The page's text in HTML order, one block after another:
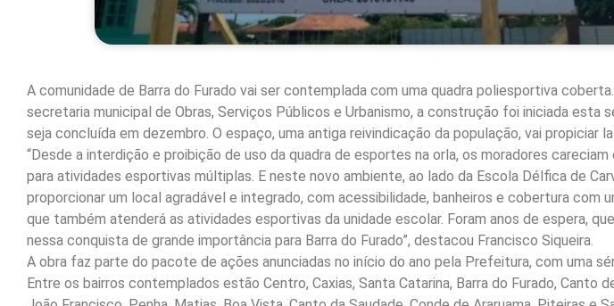
A comunidade de Barra do Furado vai ser contemplada com uma quadra poliesportiva
secretaria municipal de Obras, Serviços Públicos e Urbanismo, a construção foi iniciada esta
seja concluída em dezembro. O espaço, uma antiga reivindicação da população, vai propiciar
“Desde a interdição e proibição de uso da quadra de esportes na orla, os moradores
para atividades esportivas múltiplas. E neste novo ambiente, ao lado da Escola Délfica de
proporcionar um local agradável e integrado, com acessibilidade, banheiros e cobertura com
que também atenderá as atividades esportivas da unidade escolar. Foram anos de espera,
nessa conquista de grande importância para Barra do Furado”, destacou Francisco Siqueira.
A obra faz parte do pacote de ações anunciadas no início do ano pela Prefeitura, com uma
Entre os bairros contemplados estão Centro, Caxias, Santa Catarina, Barra do Furado, Canto